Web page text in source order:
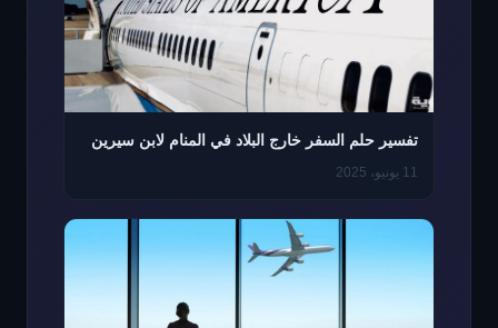
تفسير حلم السفر خارج البلاد في المنام لابن سيرين
11 يونيو، 2025